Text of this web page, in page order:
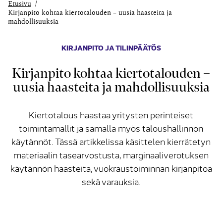
Etusivu
Kirjanpito kohtaa kiertotalouden – uusia haasteita ja
mahdollisuuksia
KIRJANPITO JA TILINPÄÄTÖS
Kirjanpito kohtaa kiertotalouden –
uusia haasteita ja mahdollisuuksia
Kiertotalous haastaa yritysten perinteiset
toimintamallit ja samalla myös taloushallinnon
käytännöt. Tässä artikkelissa käsittelen kierrätetyn
materiaalin tasearvostusta, marginaaliverotuksen
käytännön haasteita, vuokraustoiminnan kirjanpitoa
sekä varauksia.